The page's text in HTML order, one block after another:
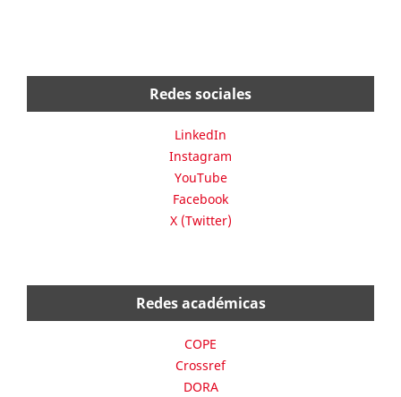
Redes sociales
LinkedIn
Instagram
YouTube
Facebook
X (Twitter)
Redes académicas
COPE
Crossref
DORA